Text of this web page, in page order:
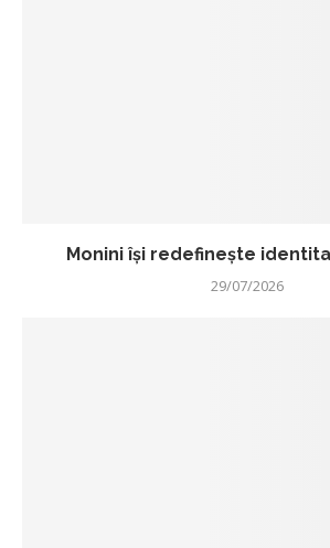
Monini își redefinește
29/07/2026